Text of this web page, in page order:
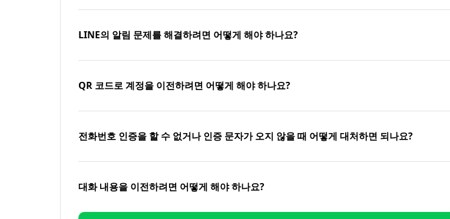
LINE의 알림 문제를 해결하려면 어떻게 해야 하나요?
QR 코드로 계정을 이전하려면 어떻게 해야 하나요?
전화번호 인증을 할 수 없거나 인증 문자가 오지 않을 때 어떻게 대처하면 되나요?
대화 내용을 이전하려면 어떻게 해야 하나요?